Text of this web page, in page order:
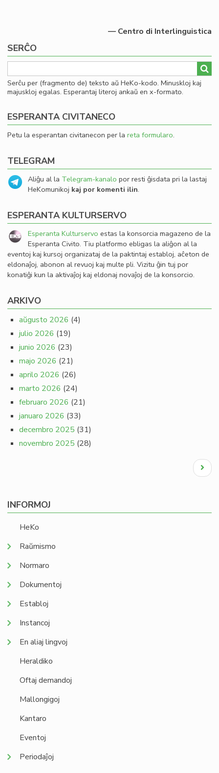
— Centro di Interlinguistica
SERĈO
Serĉu per (fragmento de) teksto aŭ HeKo-kodo. Minuskloj kaj
majuskloj egalas. Esperantaj literoj ankaŭ en x-formato.
ESPERANTA CIVITANECO
Petu la esperantan civitanecon per la reta formularo.
TELEGRAM
Aliĝu al la Telegram-kanalo por resti ĝisdata pri la lastaj
HeKomunikoj kaj por komenti ilin.
ESPERANTA KULTURSERVO
Esperanta Kulturservo estas la konsorcia magazeno de la
Esperanta Civito. Tiu platformo ebligas la aliĝon al la
eventoj kaj kursoj organizataj de la paktintaj establoj, aĉeton de
eldonaĵoj, abonon al revuoj kaj multe pli. Vizitu ĝin tuj por
konatiĝi kun la aktivaĵoj kaj eldonaj novaĵoj de la konsorcio.
ARKIVO
aŭgusto 2026 (4)
julio 2026 (19)
junio 2026 (23)
majo 2026 (21)
aprilo 2026 (26)
marto 2026 (24)
februaro 2026 (21)
januaro 2026 (33)
decembro 2025 (31)
novembro 2025 (28)
Next
page
INFORMOJ
HeKo
Raŭmismo
Normaro
Dokumentoj
Establoj
Instancoj
En aliaj lingvoj
Heraldiko
Oftaj demandoj
Mallongigoj
Kantaro
Eventoj
Periodaĵoj